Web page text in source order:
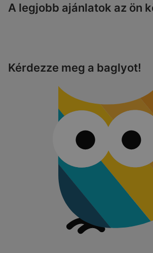
A legjobb ajánlatok az ön
Kérdezze meg a baglyot!